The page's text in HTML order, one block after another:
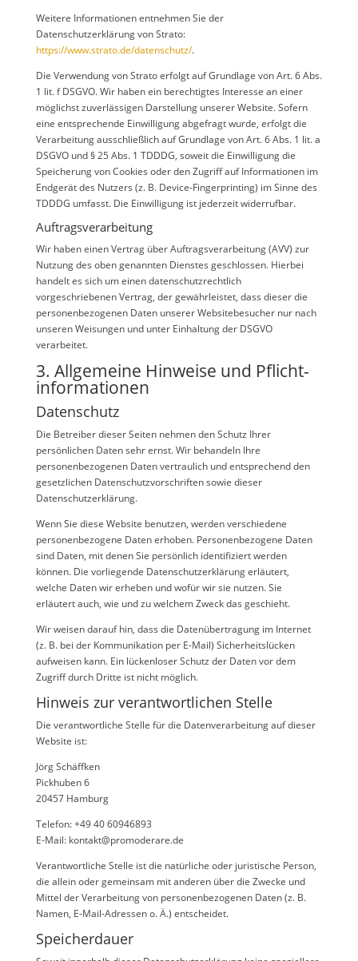
Weitere Informationen entnehmen Sie der
Datenschutzerklärung von Strato:
https://www.strato.de/datenschutz/.
Die Verwendung von Strato erfolgt auf Grundlage von Art. 6 Abs.
1 lit. f DSGVO. Wir haben ein berechtigtes Interesse an einer
möglichst zuverlässigen Darstellung unserer Website. Sofern
eine entsprechende Einwilligung abgefragt wurde, erfolgt die
Verarbeitung ausschließlich auf Grundlage von Art. 6 Abs. 1 lit. a
DSGVO und § 25 Abs. 1 TDDDG, soweit die Einwilligung die
Speicherung von Cookies oder den Zugriff auf Informationen im
Endgerät des Nutzers (z. B. Device-Fingerprinting) im Sinne des
TDDDG umfasst. Die Einwilligung ist jederzeit widerrufbar.
Auftragsverarbeitung
Wir haben einen Vertrag über Auftragsverarbeitung (AVV) zur
Nutzung des oben genannten Dienstes geschlossen. Hierbei
handelt es sich um einen datenschutzrechtlich
vorgeschriebenen Vertrag, der gewährleistet, dass dieser die
personenbezogenen Daten unserer Websitebesucher nur nach
unseren Weisungen und unter Einhaltung der DSGVO
verarbeitet.
3. Allgemeine Hinweise und Pflicht­
informationen
Datenschutz
Die Betreiber dieser Seiten nehmen den Schutz Ihrer
persönlichen Daten sehr ernst. Wir behandeln Ihre
personenbezogenen Daten vertraulich und entsprechend den
gesetzlichen Datenschutzvorschriften sowie dieser
Datenschutzerklärung.
Wenn Sie diese Website benutzen, werden verschiedene
personenbezogene Daten erhoben. Personenbezogene Daten
sind Daten, mit denen Sie persönlich identifiziert werden
können. Die vorliegende Datenschutzerklärung erläutert,
welche Daten wir erheben und wofür wir sie nutzen. Sie
erläutert auch, wie und zu welchem Zweck das geschieht.
Wir weisen darauf hin, dass die Datenübertragung im Internet
(z. B. bei der Kommunikation per E-Mail) Sicherheitslücken
aufweisen kann. Ein lückenloser Schutz der Daten vor dem
Zugriff durch Dritte ist nicht möglich.
Hinweis zur verantwortlichen Stelle
Die verantwortliche Stelle für die Datenverarbeitung auf dieser
Website ist:
Jörg Schäffken
Pickhuben 6
20457 Hamburg
Telefon: +49 40 60946893
E-Mail: kontakt@promoderare.de
Verantwortliche Stelle ist die natürliche oder juristische Person,
die allein oder gemeinsam mit anderen über die Zwecke und
Mittel der Verarbeitung von personenbezogenen Daten (z. B.
Namen, E-Mail-Adressen o. Ä.) entscheidet.
Speicherdauer